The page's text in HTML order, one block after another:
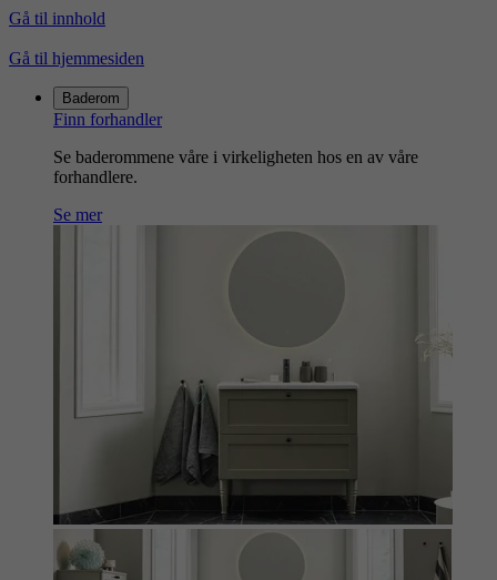
Gå til innhold
Gå til hjemmesiden
Baderom
Finn forhandler
Se baderommene våre i virkeligheten hos en av våre
forhandlere.
Se mer